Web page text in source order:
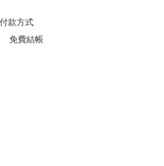
付款方式
免費結帳